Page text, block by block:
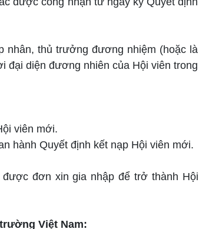
nhân, thủ trưởng đương nhiệm (hoặc là
diện đương nhiên của Hội viên trong
viên mới.
hành Quyết định kết nạp Hội viên mới.
đơn xin gia nhập để trở thành Hội
Việt Nam: